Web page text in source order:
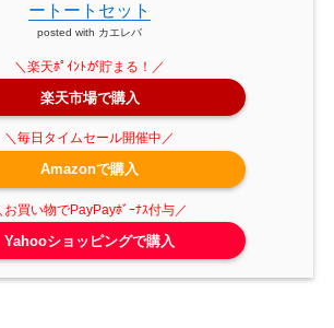
ートートセット
posted with カエレバ
楽天市場で購入
Amazonで購入
Yahooショッピングで購入